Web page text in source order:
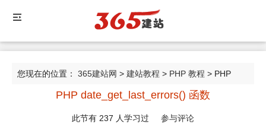
您现在的位置： 365建站网 > 建站教程 > PHP 教程 > PHP
date_get_last_errors() 函数
PHP date_get_last_errors() 函数
此节有 237 人学习过 参与评论